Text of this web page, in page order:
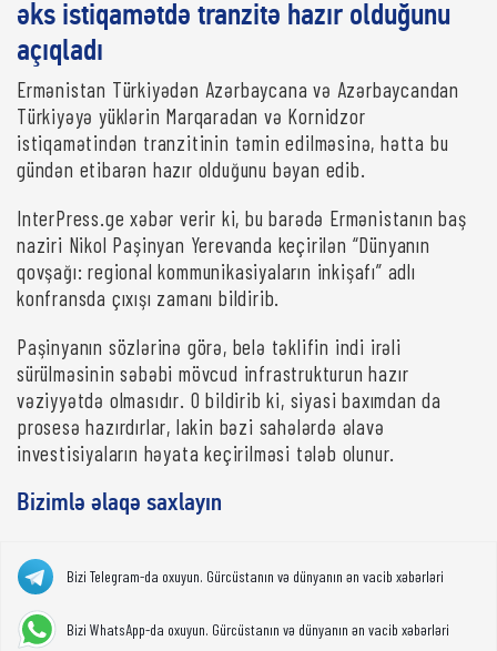
əks istiqamətdə tranzitə hazır olduğunu
açıqladı
Ermənistan Türkiyədən Azərbaycana və Azərbaycandan
Türkiyəyə yüklərin Marqaradan və Kornidzor
istiqamətindən tranzitinin təmin edilməsinə, hətta bu
gündən etibarən hazır olduğunu bəyan edib.
InterPress.ge xəbər verir ki, bu barədə Ermənistanın baş
naziri Nikol Paşinyan Yerevanda keçirilən “Dünyanın
qovşağı: regional kommunikasiyaların inkişafı” adlı
konfransda çıxışı zamanı bildirib.
Paşinyanın sözlərinə görə, belə təklifin indi irəli
sürülməsinin səbəbi mövcud infrastrukturun hazır
vəziyyətdə olmasıdır. O bildirib ki, siyasi baxımdan da
prosesə hazırdırlar, lakin bəzi sahələrdə əlavə
investisiyaların həyata keçirilməsi tələb olunur.
Bizimlə əlaqə saxlayın
Bizi Telegram-da oxuyun. Gürcüstanın və dünyanın ən vacib xəbərləri
Bizi WhatsApp-da oxuyun. Gürcüstanın və dünyanın ən vacib xəbərləri